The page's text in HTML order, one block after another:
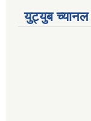
युट्युब च्यानल